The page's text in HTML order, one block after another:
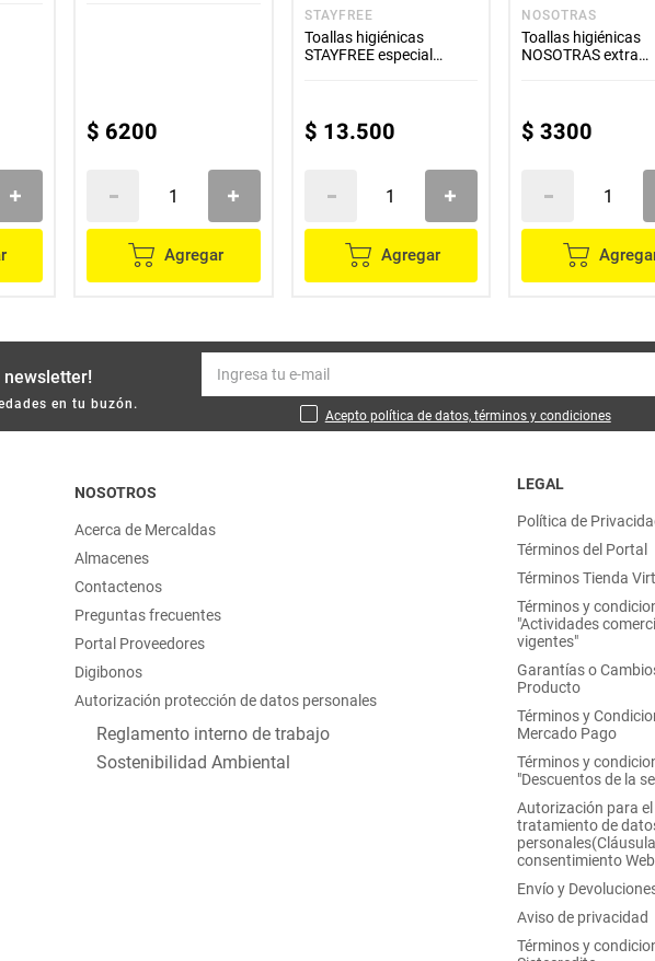
$ 6200
Agregar
STAYFREE
Toallas higiénicas
STAYFREE especial
$ 13.500
Agregar
NOSOTRAS
Toallas higiénicas
NOSOTRAS extra
$ 3300
newsletter!
en tu buzón.
Acepto política de datos, términos y condiciones
NOSOTROS
Acerca de Mercaldas
Almacenes
Contactenos
Preguntas frecuentes
Portal Proveedores
Digibonos
Autorización protección de datos personales
Reglamento interno de trabajo
Sostenibilidad Ambiental
LEGAL
Política de
Términos del Portal
Términos Tienda
Términos y
"Actividades
vigentes"
Garantías o
Producto
Términos y
Mercado Pago
Términos y
"Descuentos de la
Autorización para el
tratamiento de
consentimiento
Envío y
Aviso de privacidad
Términos y